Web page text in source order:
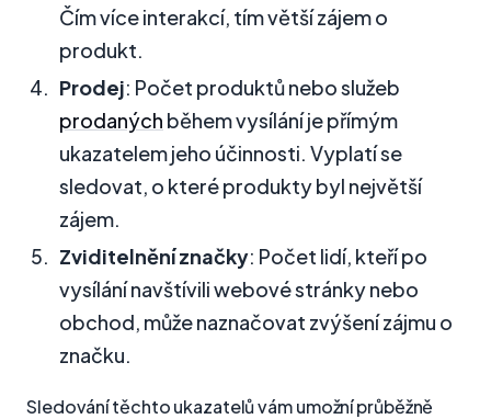
Čím více interakcí, tím větší zájem o
produkt.
Prodej: Počet produktů nebo služeb
prodaných během vysílání je přímým
ukazatelem jeho účinnosti. Vyplatí se
sledovat, o které produkty byl největší
zájem.
Zviditelnění značky: Počet lidí, kteří po
vysílání navštívili webové stránky nebo
obchod, může naznačovat zvýšení zájmu o
značku.
Sledování těchto ukazatelů vám umožní průběžně